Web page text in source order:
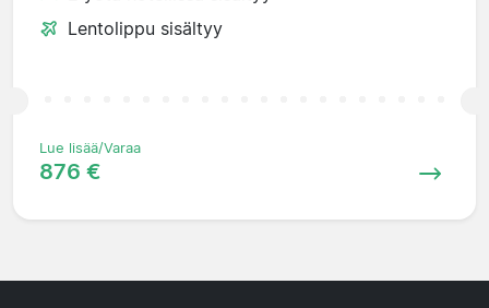
Lentolippu sisältyy
Lue lisää/Varaa
876 €